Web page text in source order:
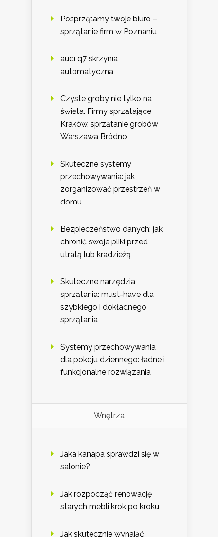
Posprzątamy twoje biuro –
sprzątanie firm w Poznaniu
audi q7 skrzynia
automatyczna
Czyste groby nie tylko na
święta. Firmy sprzątające
Kraków, sprzątanie grobów
Warszawa Bródno
Skuteczne systemy
przechowywania: jak
zorganizować przestrzeń w
domu
Bezpieczeństwo danych: jak
chronić swoje pliki przed
utratą lub kradzieżą
Skuteczne narzędzia
sprzątania: must-have dla
szybkiego i dokładnego
sprzątania
Systemy przechowywania
dla pokoju dziennego: ładne i
funkcjonalne rozwiązania
Wnętrza
Jaka kanapa sprawdzi się w
salonie?
Jak rozpocząć renowację
starych mebli krok po kroku
Jak skutecznie wynająć